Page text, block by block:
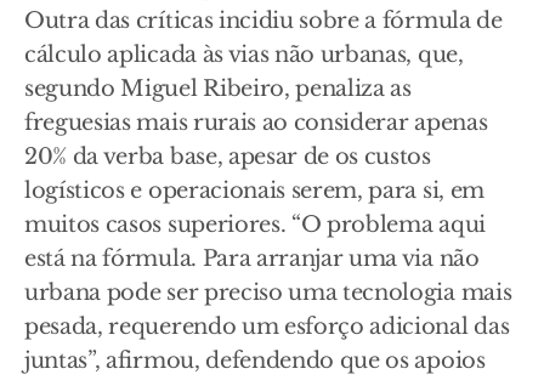
Outra das críticas incidiu sobre a fórmula de
cálculo aplicada às vias não urbanas, que,
segundo Miguel Ribeiro, penaliza as
freguesias mais rurais ao considerar apenas
20% da verba base, apesar de os custos
logísticos e operacionais serem, para si, em
muitos casos superiores. “O problema aqui
está na fórmula. Para arranjar uma via não
urbana pode ser preciso uma tecnologia mais
pesada, requerendo um esforço adicional das
juntas”, afirmou, defendendo que os apoios